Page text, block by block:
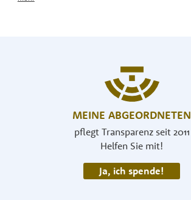
MEINE ABGEORDNETEN
pflegt Transparenz seit 2011
Helfen Sie mit!
Ja, ich spende!